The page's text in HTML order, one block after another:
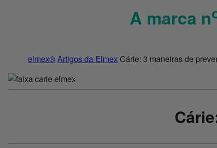
A marca n
elmex®Artigos da Elmex Cárie: 3 maneiras de